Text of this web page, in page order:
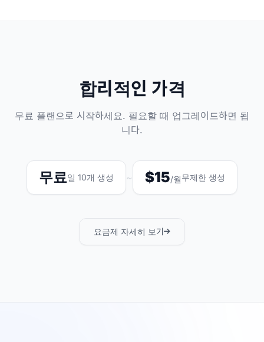
합리적인 가격
무료 플랜으로 시작하세요. 필요할 때 업그레이드하면 됩
니다.
무료일 10개 생성 ~ $15/월무제한 생성
요금제 자세히 보기